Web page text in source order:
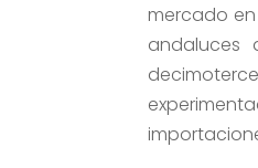
mercado
andaluces